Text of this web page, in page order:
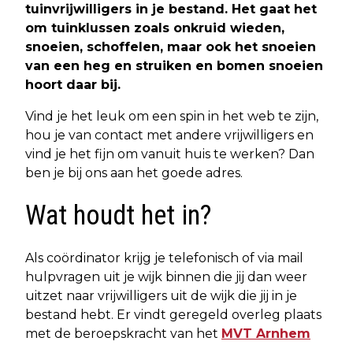
tuinvrijwilligers in je bestand. Het gaat het
om tuinklussen zoals onkruid wieden,
snoeien, schoffelen, maar ook het snoeien
van een heg en struiken en bomen snoeien
hoort daar bij.
Vind je het leuk om een spin in het web te zijn,
hou je van contact met andere vrijwilligers en
vind je het fijn om vanuit huis te werken? Dan
ben je bij ons aan het goede adres.
Wat houdt het in?
Als coördinator krijg je telefonisch of via mail
hulpvragen uit je wijk binnen die jij dan weer
uitzet naar vrijwilligers uit de wijk die jij in je
bestand hebt. Er vindt geregeld overleg plaats
met de beroepskracht van het MVT Arnhem